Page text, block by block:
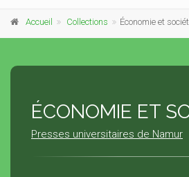
Accueil Collections Économie et
ÉCONOMIE ET
Presses universitaires de Namur